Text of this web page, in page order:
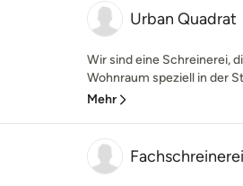
Urban Quadrat
Wir sind eine Schreinerei,
Wohnraum speziell in der
Mehr